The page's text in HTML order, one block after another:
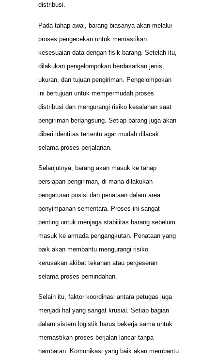
distribusi.
Pada tahap awal, barang biasanya akan melalui
proses pengecekan untuk memastikan
kesesuaian data dengan fisik barang. Setelah itu,
dilakukan pengelompokan berdasarkan jenis,
ukuran, dan tujuan pengiriman. Pengelompokan
ini bertujuan untuk mempermudah proses
distribusi dan mengurangi risiko kesalahan saat
pengiriman berlangsung. Setiap barang juga akan
diberi identitas tertentu agar mudah dilacak
selama proses perjalanan.
Selanjutnya, barang akan masuk ke tahap
persiapan pengiriman, di mana dilakukan
pengaturan posisi dan penataan dalam area
penyimpanan sementara. Proses ini sangat
penting untuk menjaga stabilitas barang sebelum
masuk ke armada pengangkutan. Penataan yang
baik akan membantu mengurangi risiko
kerusakan akibat tekanan atau pergeseran
selama proses pemindahan.
Selain itu, faktor koordinasi antara petugas juga
menjadi hal yang sangat krusial. Setiap bagian
dalam sistem logistik harus bekerja sama untuk
memastikan proses berjalan lancar tanpa
hambatan. Komunikasi yang baik akan membantu